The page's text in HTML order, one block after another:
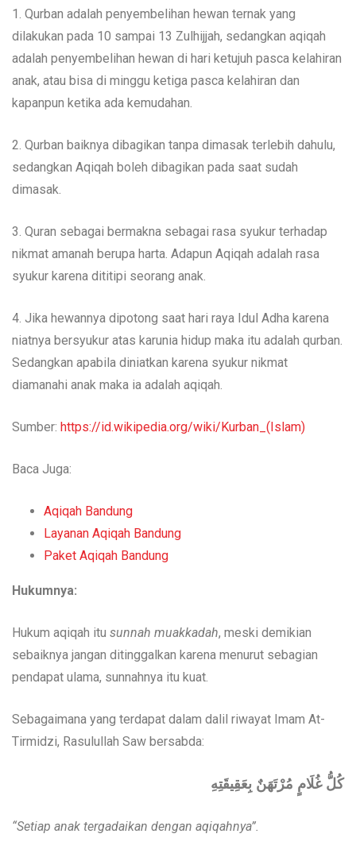
1. Qurban adalah penyembelihan hewan ternak yang
dilakukan pada 10 sampai 13 Zulhijjah, sedangkan aqiqah
adalah penyembelihan hewan di hari ketujuh pasca kelahiran
anak, atau bisa di minggu ketiga pasca kelahiran dan
kapanpun ketika ada kemudahan.
2. Qurban baiknya dibagikan tanpa dimasak terlebih dahulu,
sedangkan Aqiqah boleh dibagikan pada saat sudah
dimasak.
3. Quran sebagai bermakna sebagai rasa syukur terhadap
nikmat amanah berupa harta. Adapun Aqiqah adalah rasa
syukur karena dititipi seorang anak.
4. Jika hewannya dipotong saat hari raya Idul Adha karena
niatnya bersyukur atas karunia hidup maka itu adalah qurban.
Sedangkan apabila diniatkan karena syukur nikmat
diamanahi anak maka ia adalah aqiqah.
Sumber: https://id.wikipedia.org/wiki/Kurban_(Islam)
Baca Juga:
Aqiqah Bandung
Layanan Aqiqah Bandung
Paket Aqiqah Bandung
Hukumnya:
Hukum aqiqah itu sunnah muakkadah, meski demikian
sebaiknya jangan ditinggalkan karena menurut sebagian
pendapat ulama, sunnahnya itu kuat.
Sebagaimana yang terdapat dalam dalil riwayat Imam At-
Tirmidzi, Rasulullah Saw bersabda:
كُلُّ غُلَامٍ مُرْتَهَنٌ بِعَقِيقَتِهِ
“Setiap anak tergadaikan dengan aqiqahnya”.